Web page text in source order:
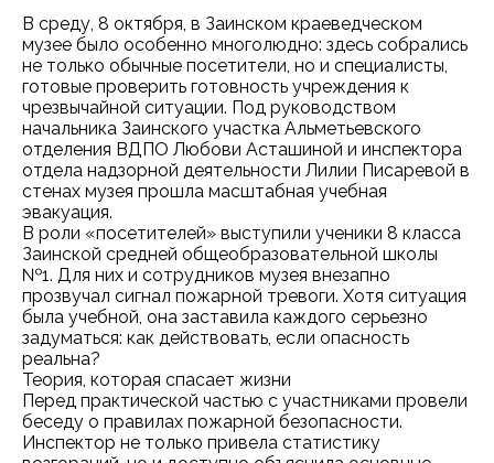
В среду, 8 октября, в Заинском краеведческом
музее было особенно многолюдно: здесь собрались
не только обычные посетители, но и специалисты,
готовые проверить готовность учреждения к
чрезвычайной ситуации. Под руководством
начальника Заинского участка Альметьевского
отделения ВДПО Любови Асташиной и инспектора
отдела надзорной деятельности Лилии Писаревой в
стенах музея прошла масштабная учебная
эвакуация.
В роли «посетителей» выступили ученики 8 класса
Заинской средней общеобразовательной школы
№1. Для них и сотрудников музея внезапно
прозвучал сигнал пожарной тревоги. Хотя ситуация
была учебной, она заставила каждого серьезно
задуматься: как действовать, если опасность
реальна?
Теория, которая спасает жизни
Перед практической частью с участниками провели
беседу о правилах пожарной безопасности.
Инспектор не только привела статистику